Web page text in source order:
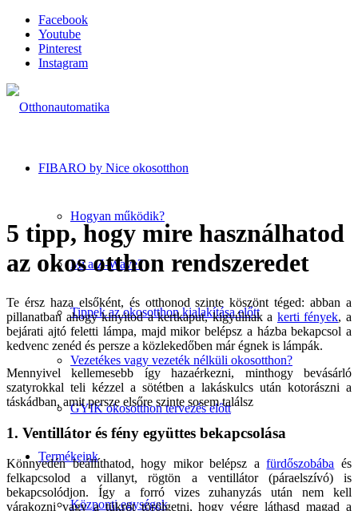
Facebook
Youtube
Pinterest
Instagram
FIBARO by Nice okosotthon
Hogyan működik?
Mi a Z-Wave?
Tippek az okosotthon kialakítása előtt
Vezetékes vagy vezeték nélküli okosotthon?
GYIK okosotthon tervezés előtt
Termékeink
Központi egységek
5 tipp, hogy mire használhatod
az okos otthon rendszeredet
Te érsz haza elsőként, és otthonod szinte köszönt téged: abban a
pillanatban ahogy kinyitod a kertkaput, kigyúlnak a kerti fények, a
bejárati ajtó feletti lámpa, majd mikor belépsz a házba bekapcsol a
kedvenc zenéd és persze a közlekedőben már égnek is lámpák.
Mennyivel kellemesebb így hazaérkezni, minthogy bevásárló
szatyrokkal teli kézzel a sötétben a lakáskulcs után kotorászni a
táskádban, amit persze elsőre szinte sosem találsz
1. Ventillátor és fény együttes bekapcsolása
Könnyedén beállíthatod, hogy mikor belépsz afürdőszobába és
felkapcsolod a villanyt, rögtön a ventillátor (páraelszívó) is
bekapcsolódjon. Így a forró vizes zuhanyzás után nem kell
várakozni vagy a tükröt törölgetni, hogy végre láthasd magad a